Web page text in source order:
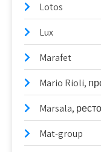
Lotos
Lux
Marafet
Mario Rioli,
Marsala,
Mat-group